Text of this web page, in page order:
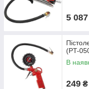
5 087
(PT-
В
249 ₴